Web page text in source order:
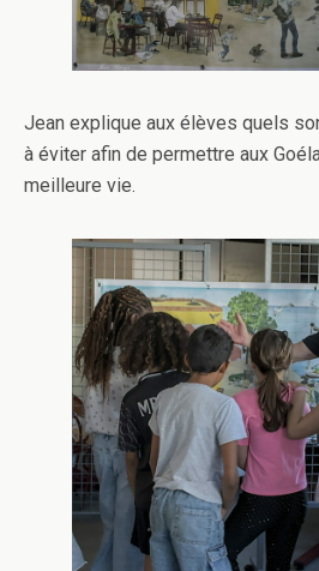
Jean explique aux élèves quels
à éviter afin de permettre aux
meilleure vie.